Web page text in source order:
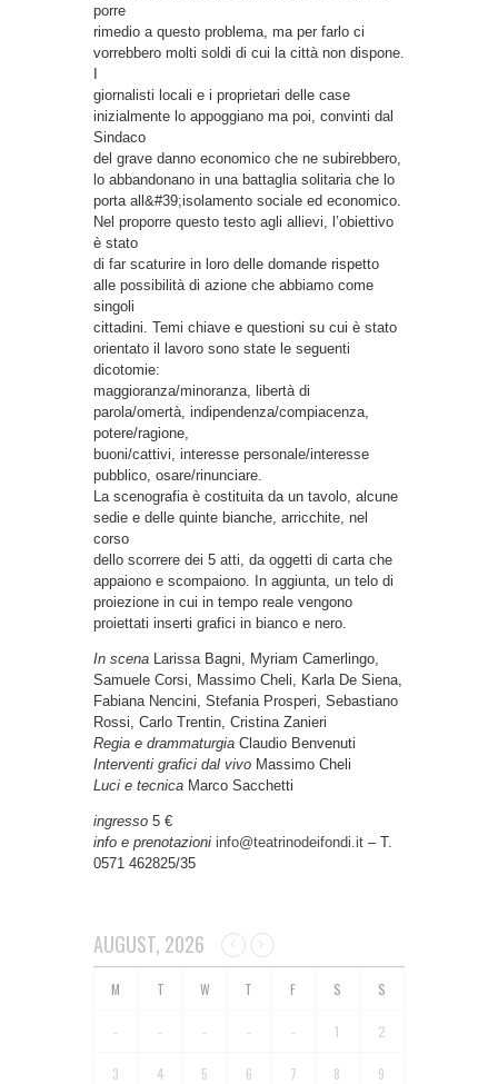
porre
rimedio a questo problema, ma per farlo ci
vorrebbero molti soldi di cui la città non dispone.
I
giornalisti locali e i proprietari delle case
inizialmente lo appoggiano ma poi, convinti dal
Sindaco
del grave danno economico che ne subirebbero,
lo abbandonano in una battaglia solitaria che lo
porta all&#39;isolamento sociale ed economico.
Nel proporre questo testo agli allievi, l’obiettivo
è stato
di far scaturire in loro delle domande rispetto
alle possibilità di azione che abbiamo come
singoli
cittadini. Temi chiave e questioni su cui è stato
orientato il lavoro sono state le seguenti
dicotomie:
maggioranza/minoranza, libertà di
parola/omertà, indipendenza/compiacenza,
potere/ragione,
buoni/cattivi, interesse personale/interesse
pubblico, osare/rinunciare.
La scenografia è costituita da un tavolo, alcune
sedie e delle quinte bianche, arricchite, nel
corso
dello scorrere dei 5 atti, da oggetti di carta che
appaiono e scompaiono. In aggiunta, un telo di
proiezione in cui in tempo reale vengono
proiettati inserti grafici in bianco e nero.
In scena Larissa Bagni, Myriam Camerlingo,
Samuele Corsi, Massimo Cheli, Karla De Siena,
Fabiana Nencini, Stefania Prosperi, Sebastiano
Rossi, Carlo Trentin, Cristina Zanieri
Regia e drammaturgia Claudio Benvenuti
Interventi grafici dal vivo Massimo Cheli
Luci e tecnica Marco Sacchetti
ingresso 5 €
info e prenotazioni info@teatrinodeifondi.it – T.
0571 462825/35
AUGUST, 2026
- - - - - 1 2
3 4 5 6 7 8 9